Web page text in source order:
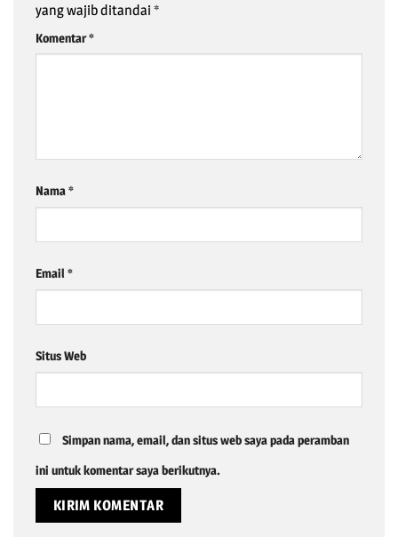
yang wajib ditandai *
Komentar*
Nama*
Email *
Situs Web
Simpan nama, email, dan situs web saya pada peramban
ini untuk komentar saya berikutnya.